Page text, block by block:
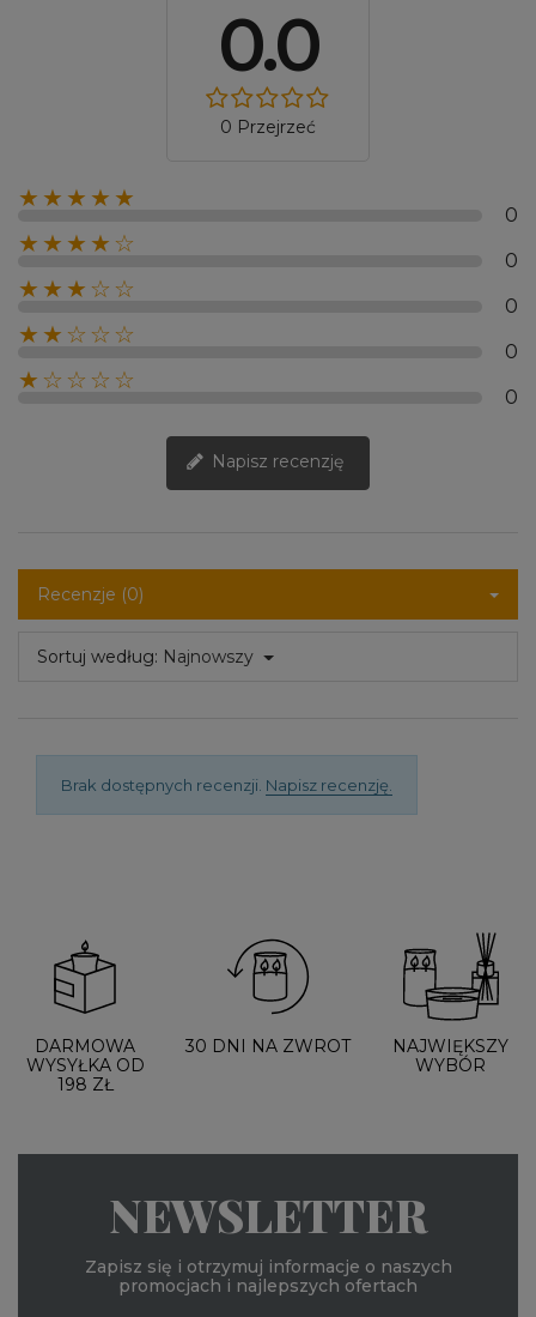
0.0
0 Przejrzeć
★★★★★
0
★★★★☆
0
★★★☆☆
0
★★☆☆☆
0
★☆☆☆☆
0
Napisz recenzję
Recenzje (0)
Sortuj według: Najnowszy
Brak dostępnych recenzji. Napisz recenzję.
DARMOWA
WYSYŁKA OD
198 ZŁ
30 DNI NA ZWROT
NAJWIĘKSZY
WYBÓR
NEWSLETTER
Zapisz się i otrzymuj informacje o naszych
promocjach i najlepszych ofertach